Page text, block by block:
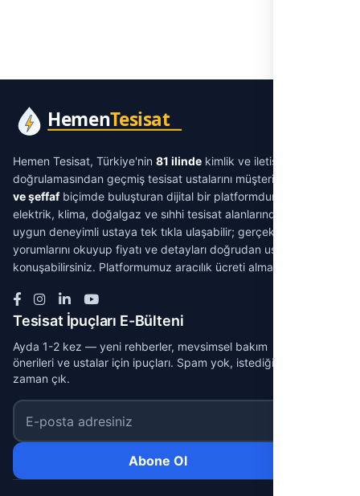
Hemen Tesisat, Türkiye'nin 81 ilinde kimlik ve iletişim
doğrulamasından geçmiş tesisat ustalarını müşterilerle
ve şeffafbiçimde buluşturan dijital bir platformdur. Su tesisatı,
elektrik, klima, doğalgaz ve sıhhi tesisat alanlarında ihtiyacınıza
uygun deneyimli ustaya tek tıkla ulaşabilir; gerçek müşteri
yorumlarını okuyup fiyatı ve detayları doğrudan ustayla
konuşabilirsiniz. Platformumuz aracılık ücreti almaz.
Tesisat İpuçları E-Bülteni
Ayda 1-2 kez — yeni rehberler, mevsimsel bakım
önerileri ve ustalar için ipuçları. Spam yok, istediğin
zaman çık.
E-posta adresiniz
Abone Ol